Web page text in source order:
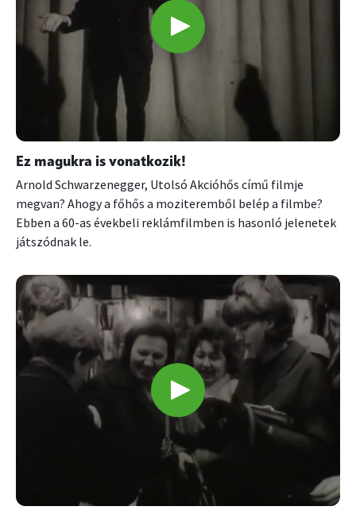
Ez magukra is vonatkozik!
Arnold Schwarzenegger, Utolsó Akcióhős című filmje
megvan? Ahogy a főhős a moziteremből belép a filmbe?
Ebben a 60-as évekbeli reklámfilmben is hasonló jelenetek
játszódnak le.